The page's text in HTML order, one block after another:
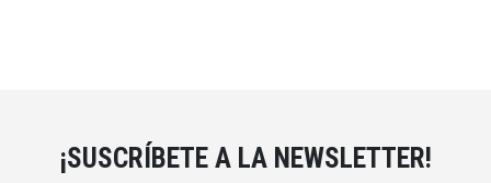
¡SUSCRÍBETE A LA NEWSLETTER!